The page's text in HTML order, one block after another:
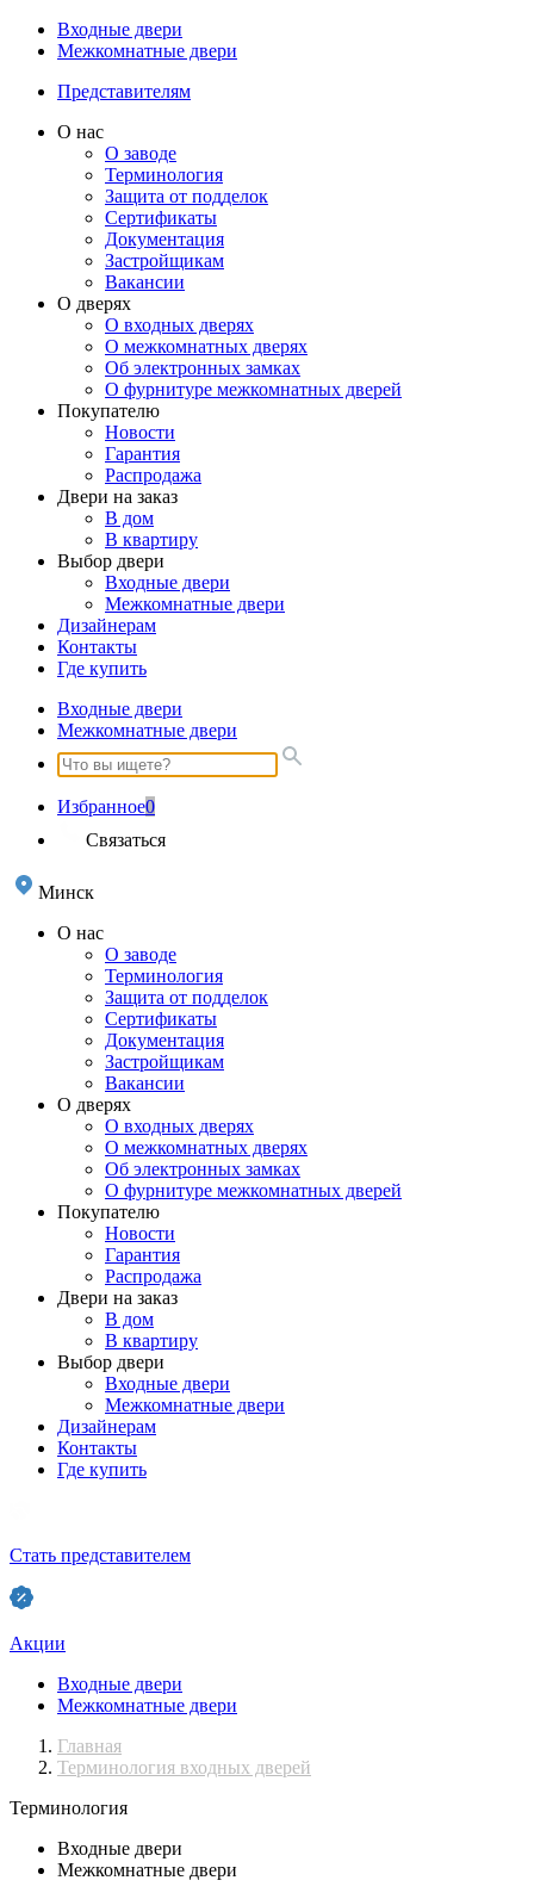
Входные двери
Межкомнатные двери
Представителям
О нас
О заводе
Терминология
Защита от подделок
Сертификаты
Документация
Застройщикам
Вакансии
О дверях
О входных дверях
О межкомнатных дверях
Об электронных замках
О фурнитуре межкомнатных дверей
Покупателю
Новости
Гарантия
Распродажа
Двери на заказ
В дом
В квартиру
Выбор двери
Входные двери
Межкомнатные двери
Дизайнерам
Контакты
Где купить
Входные двери
Межкомнатные двери
Избранное0
Связаться
Минск
О нас
О заводе
Терминология
Защита от подделок
Сертификаты
Документация
Застройщикам
Вакансии
О дверях
О входных дверях
О межкомнатных дверях
Об электронных замках
О фурнитуре межкомнатных дверей
Покупателю
Новости
Гарантия
Распродажа
Двери на заказ
В дом
В квартиру
Выбор двери
Входные двери
Межкомнатные двери
Дизайнерам
Контакты
Где купить
Стать представителем
Акции
Входные двери
Межкомнатные двери
Главная
Терминология входных дверей
Терминология
Входные двери
Межкомнатные двери